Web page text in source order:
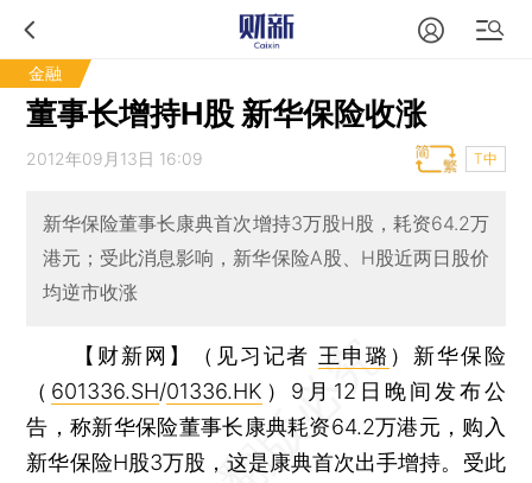
金融
董事长增持H股 新华保险收涨
2012年09月13日 16:09 T中
新华保险董事长康典首次增持3万股H股，耗资64.2万
港元；受此消息影响，新华保险A股、H股近两日股价
均逆市收涨
【财新网】（见习记者 王申璐 ） 新华保险
（ 601336.SH/01336.HK ）9月12日晚间发布公
告，称新华保险董事长康典耗资64.2万港元，购入
新华保险H股3万股，这是康典首次出手增持。受此